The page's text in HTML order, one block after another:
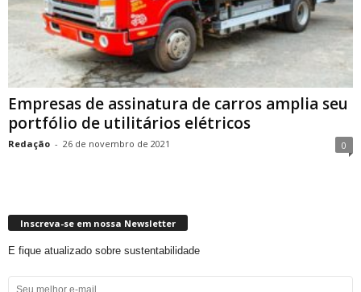
Empresas de assinatura de carros amplia seu
portfólio de utilitários elétricos
Redação - 26 de novembro de 2021 0
Inscreva-se em nossa Newsletter
E fique atualizado sobre sustentabilidade